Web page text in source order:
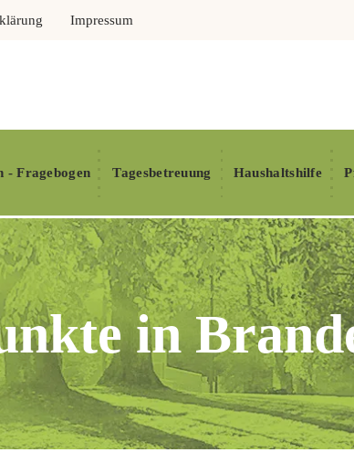
Impressum
- Fragebogen Tagesbetreuung Haushaltshilfe
in